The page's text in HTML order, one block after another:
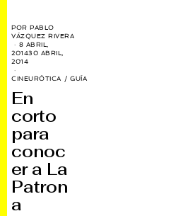
PORPABLO
VÁZQUEZ RIVERA
8 ABRIL,
201430 ABRIL,
2014
CINEURÓTICA / GUÍA
En
corto
para
conoc
er a La
Patron
a